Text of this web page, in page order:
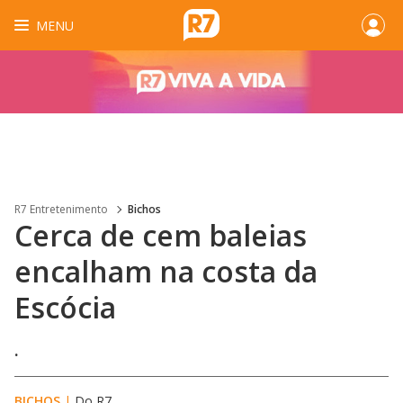
MENU
R7 Entretenimento Bichos
Cerca de cem baleias
encalham na costa da
Escócia
.